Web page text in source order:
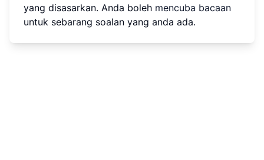
yang disasarkan. Anda boleh mencuba bacaan
untuk sebarang soalan yang anda ada.